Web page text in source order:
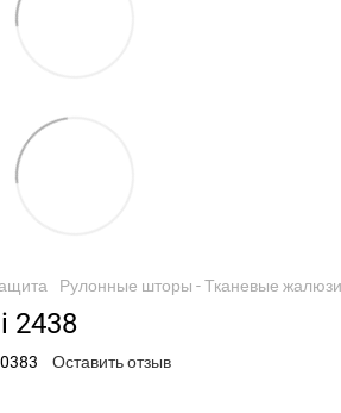
Рулонные шторы - Тканевые жалюзи
2438
Оставить отзыв